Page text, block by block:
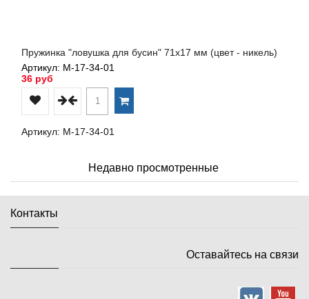
Пружинка "ловушка для бусин" 71х17 мм (цвет - никель)
Артикул: М-17-34-01
36 руб
Артикул: М-17-34-01
Недавно просмотренные
Контакты
Оставайтесь на связи